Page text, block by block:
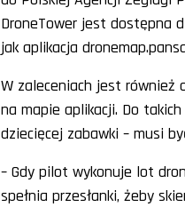
DroneTower jest dostępna
jak aplikacja
W zaleceniach jest również
na mapie aplikacji. Do
dziecięcej zabawki – musi
– Gdy pilot wykonuje lot
spełnia przesłanki, żeby